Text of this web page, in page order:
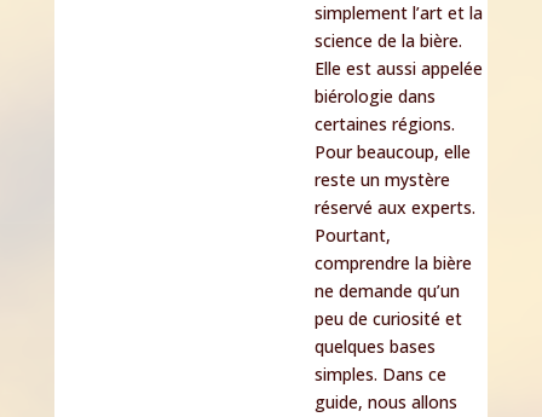
simplement l’art et la
science de la bière.
Elle est aussi appelée
biérologie dans
certaines régions.
Pour beaucoup, elle
reste un mystère
réservé aux experts.
Pourtant,
comprendre la bière
ne demande qu’un
peu de curiosité et
quelques bases
simples. Dans ce
guide, nous allons